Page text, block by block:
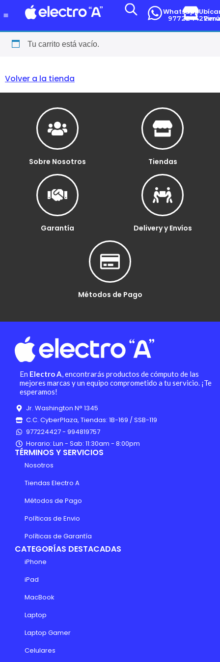
Whatsapp
977224427Lima-Perú
Tu carrito está vacío.
Volver a la tienda
Sobre Nosotros Tiendas
Garantía Delivery y Envíos
Métodos de Pago
En Electro A, encontrarás productos de cómputo de las
mejores marcas y un equipo comprometido a tu servicio. ¡Te
esperamos!
Jr. Washington N° 1345
C.C. CyberPlaza, Tiendas: 1B-169 / SSB-119
977224427 - 994819757
Horario: Lun - Sab: 11:30am - 8:00pm
TÉRMINOS Y SERVICIOS
Nosotros
Tiendas Electro A
Métodos de Pago
Políticas de Envio
Políticas de Garantía
CATEGORÍAS DESTACADAS
iPhone
iPad
MacBook
Laptop
Laptop Gamer
Celulares